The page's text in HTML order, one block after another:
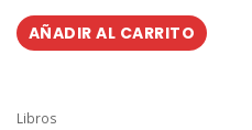
en
0
de
5 AÑADIR AL CARRITO
Libros